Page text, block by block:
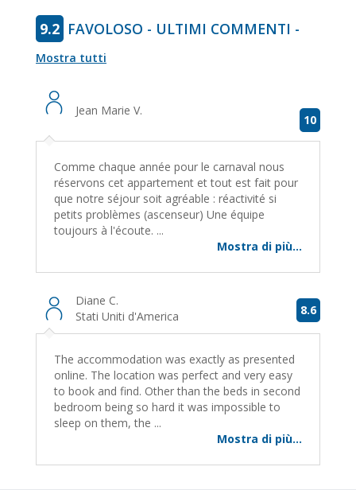
9.2 FAVOLOSO - ULTIMI COMMENTI -
Mostra tutti
Jean Marie V.
10
Comme chaque année pour le carnaval nous
réservons cet appartement et tout est fait pour
que notre séjour soit agréable : réactivité si
petits problèmes (ascenseur) Une équipe
toujours à l'écoute. ...
Mostra di più...
Diane C.
Stati Uniti d'America
8.6
The accommodation was exactly as presented
online. The location was perfect and very easy
to book and find. Other than the beds in second
bedroom being so hard it was impossible to
sleep on them, the ...
Mostra di più...